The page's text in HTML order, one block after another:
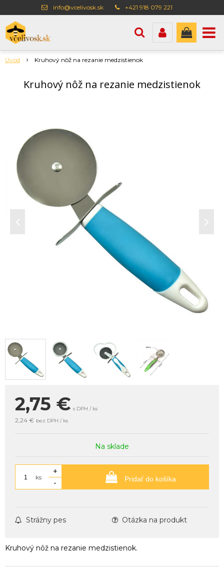
info@vcelivosk.sk +421 918 079 221
Úvod Kruhový nôž na rezanie medzistienok
Kruhový nôž na rezanie medzistienok
2,75 € s DPH / ks
2,24 € bez DPH / ks
Na sklade
ks
+
-
Pridať do košíka
Strážny pes Otázka na produkt
Kruhový nôž na rezanie medzistienok.